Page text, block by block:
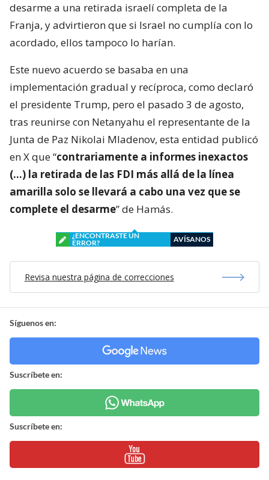
desarme a una retirada israelí completa de la
Franja, y advirtieron que si Israel no cumplía con lo
acordado, ellos tampoco lo harían.
Este nuevo acuerdo se basaba en una
implementación gradual y recíproca, como declaró
el presidente Trump, pero el pasado 3 de agosto,
tras reunirse con Netanyahu el representante de la
Junta de Paz Nikolai Mladenov, esta entidad publicó
en X que “contrariamente a informes inexactos
(…) la retirada de las FDI más allá de la línea
amarilla solo se llevará a cabo una vez que se
complete el desarme” de Hamás.
¿ENCONTRASTE UN
ERROR?
AVÍSANOS
Revisa nuestra página de correcciones
Síguenos en:
Suscríbete en:
Suscríbete en: